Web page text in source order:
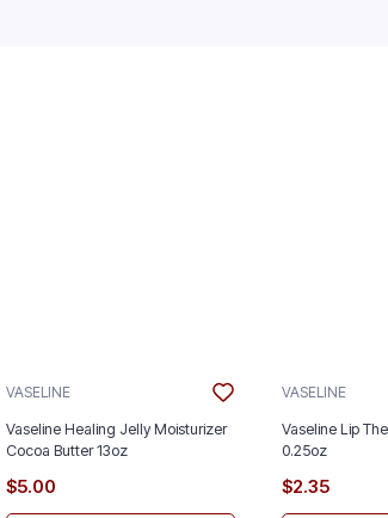
VASELINE
Vaseline Healing Jelly Moisturizer
Cocoa Butter 13oz
$5.00
VASELINE
Vaseline Lip
0.25oz
$2.35